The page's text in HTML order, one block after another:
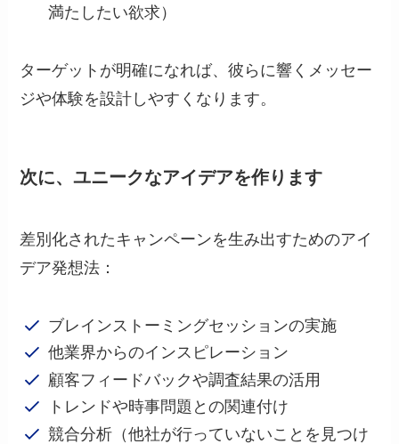
満たしたい欲求）
ターゲットが明確になれば、彼らに響くメッセー
ジや体験を設計しやすくなります。
次に、ユニークなアイデアを作ります
差別化されたキャンペーンを生み出すためのアイ
デア発想法：
ブレインストーミングセッションの実施
他業界からのインスピレーション
顧客フィードバックや調査結果の活用
トレンドや時事問題との関連付け
競合分析（他社が行っていないことを見つけ